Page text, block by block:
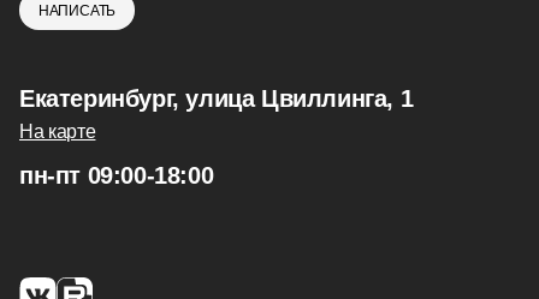
НАПИСАТЬ
Екатеринбург, улица Цвиллинга, 1
На карте
пн-пт 09:00-18:00